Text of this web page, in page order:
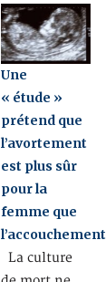
Une
« étude »
prétend que
l’avortement
est plus sûr
pour la
femme que
l’accouchement
La culture